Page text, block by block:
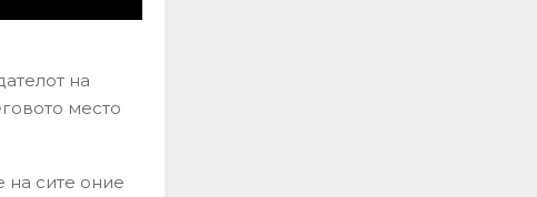
на
место
на сите оние